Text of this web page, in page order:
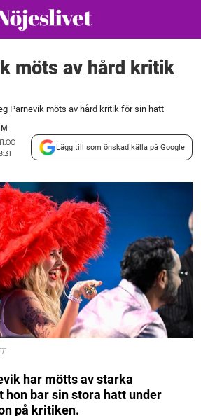
möts av hård kritik
Parnevik möts av hård kritik för sin hatt
Lägg till som önskad källa på Google
har mötts av starka
bar sin stora hatt under
på kritiken.